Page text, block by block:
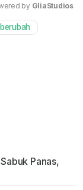
Mute
by GliaStudios
Panas,